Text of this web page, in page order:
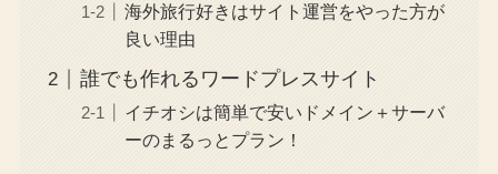
海外旅行好きはサイト運営をやった方が
良い理由
誰でも作れるワードプレスサイト
イチオシは簡単で安いドメイン＋サーバ
ーのまるっとプラン！